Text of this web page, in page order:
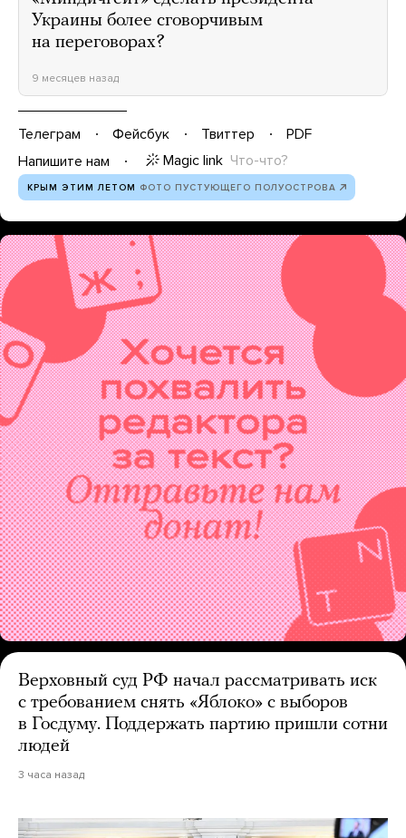
Украины более сговорчивым
на переговорах?
9 месяцев назад
Телеграм Фейсбук Твиттер
PDF
Напишите нам
Magic link Что-что?
КРЫМ ЭТИМ ЛЕТОМ ФОТО ПУСТУЮЩЕГО ПОЛУОСТРОВА
Верховный суд РФ начал рассматривать иск
с требованием снять «Яблоко» с выборов
в Госдуму. Поддержать партию пришли сотни
людей
3 часа назад